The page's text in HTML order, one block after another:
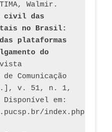
civil das
no Brasil:
plataformas
do
Comunicação
v. 51, n. 1,
em: